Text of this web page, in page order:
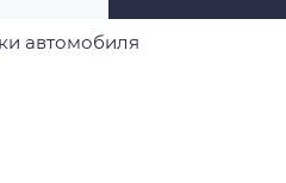
автомобиля